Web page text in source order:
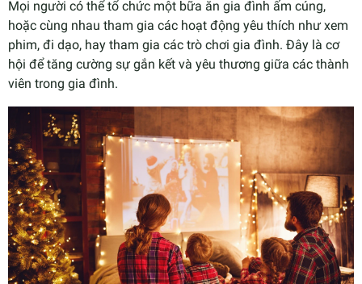
Mọi người có thể tổ chức một bữa ăn gia đình ấm cúng,
hoặc cùng nhau tham gia các hoạt động yêu thích như xem
phim, đi dạo, hay tham gia các trò chơi gia đình. Đây là cơ
hội để tăng cường sự gắn kết và yêu thương giữa các thành
viên trong gia đình.